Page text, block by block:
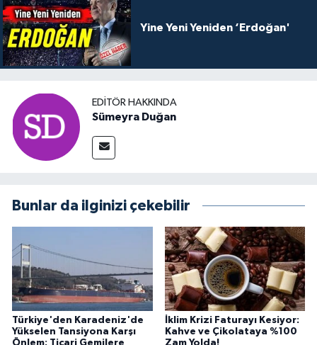
Yine Yeni Yeniden ‘Erdoğan'
EDITÖR HAKKINDA
Sümeyra Duğan
Bunlar da ilginizi çekebilir
Türkiye'den Karadeniz'de
Yükselen Tansiyona Karşı
Önlem: Ticari Gemilere
İklim Krizi Faturayı Kesiyor:
Kahve ve Çikolataya %100
Zam Yolda!